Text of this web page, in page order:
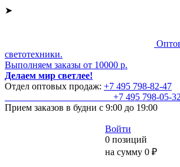
➤
светотехники.
Выполняем заказы от 10000 р.
Делаем мир светлее!
Отдел оптовых продаж: +7 495 798-82-47
+7 495 798-05-32
Прием заказов в будни с 9:00 до 19:00
Войти
0 позиций
на сумму 0 ₽